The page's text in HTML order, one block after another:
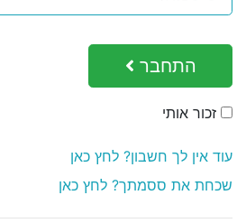
התחבר
זכור אותי
עוד אין לך חשבון? לחץ כאן
שכחת את ססמתך? לחץ כאן